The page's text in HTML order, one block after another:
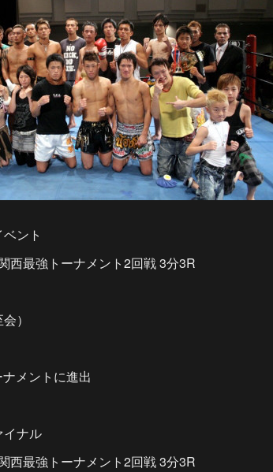
ント
西最強トーナメント2回戦 3分3R
）
メントに進出
ナル
西最強トーナメント2回戦 3分3R